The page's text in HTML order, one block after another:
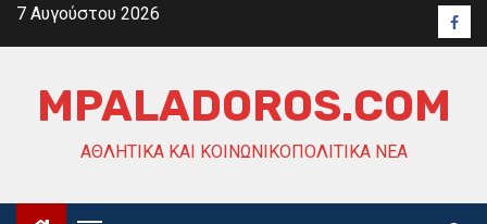
Skip7 Αυγούστου 2026
MPALADOROS.COM
ΑΘΛΗΤΙΚΆ ΚΑΙ ΚΟΙΝΩΝΙΚΟΠΟΛΙΤΙΚΆ ΝΈΑ